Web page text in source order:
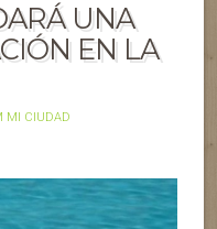
UNA
EN LA
MI CIUDAD